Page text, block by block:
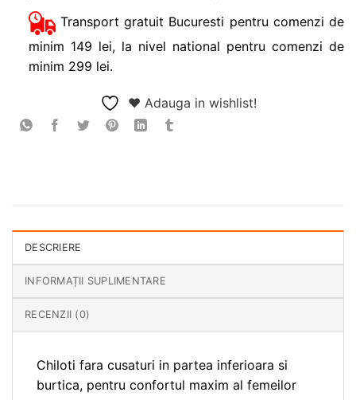
Transport gratuit Bucuresti pentru comenzi de
minim 149 lei, la nivel national pentru comenzi de
minim 299 lei.
❤ Adauga in wishlist!
DESCRIERE
INFORMAȚII SUPLIMENTARE
RECENZII (0)
Chiloti fara cusaturi in partea inferioara si
burtica, pentru confortul maxim al femeilor